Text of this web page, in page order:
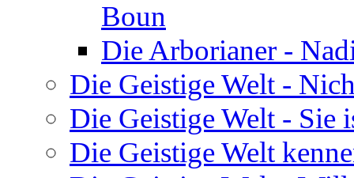
Boun
Die Arborianer -
Die Geistige Welt -
Die Geistige Welt - Sie
Die Geistige Welt